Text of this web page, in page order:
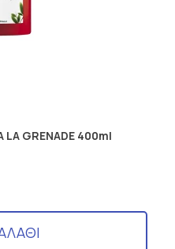
LA GRENADE 400ml